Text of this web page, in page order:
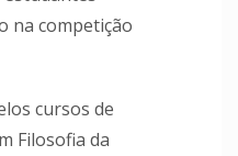
na competição
cursos de
Filosofia da